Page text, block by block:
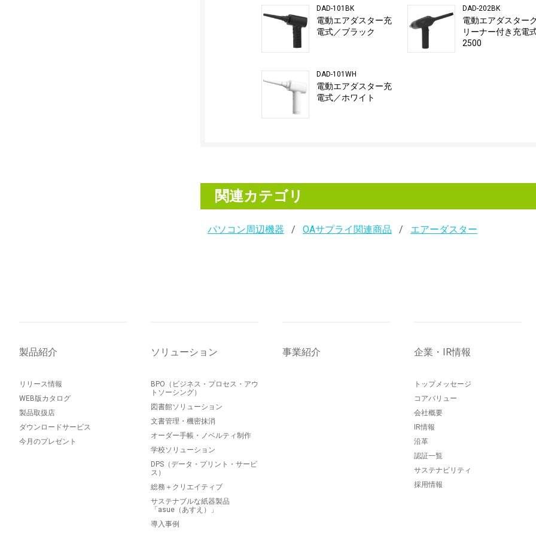
DAD-101BK
電動エアダスター充
電式／ブラック
DAD-101WH
電動エアダスター充
電式／ホワイト
DAD-202BK
電動エアダスター
リーナー付き充電
2500
関連カテゴリ
パソコン周辺機器 OAサプライ関連商品 エアーダスター
製品紹介
リリース情報
WEB版カタログ
製品取扱店
ダウンロードサービス
今月のプレゼント
ソリューション
BPO（ビジネス・プロセス・アウ
トソーシング）
図書館ソリューション
文書管理・機密抹消
オーダー手帳・ノベルティ制作
学校ソリューション
DPS（データ・プリント・サービ
ス）
総務＋クリエイティブ
サステナブルな紙器製品
「asue（あすえ）」
導入事例
事業紹介 企業・IR情報
トップメッセージ
コアバリュー
会社概要
IR情報
沿革
認証一覧
サステナビリティ
採用情報